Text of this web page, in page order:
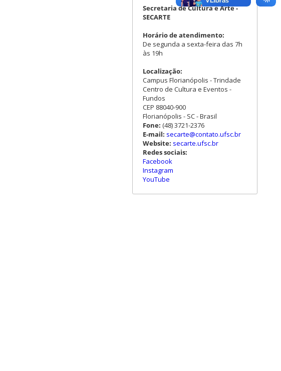
Secretaria de Cultura e Arte -
SECARTE
Horário de atendimento:
De segunda a sexta-feira das 7h
às 19h
Localização:
Campus Florianópolis - Trindade
Centro de Cultura e Eventos -
Fundos
CEP 88040-900
Florianópolis - SC - Brasil
Fone: (48) 3721-2376
E-mail: secarte@contato.ufsc.br
Website: secarte.ufsc.br
Redes sociais:
Facebook
Instagram
YouTube